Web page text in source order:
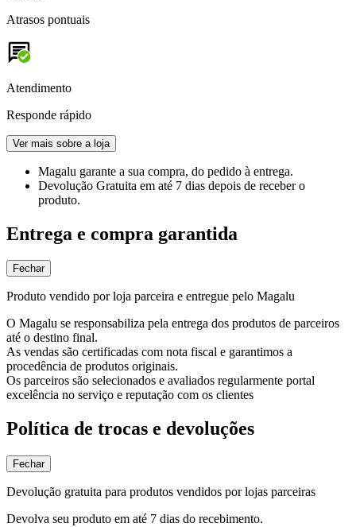
Atrasos pontuais
Atendimento
Responde rápido
Ver mais sobre a loja
Magalu garante a sua compra, do pedido à entrega.
Devolução Gratuita em até 7 dias depois de receber o
produto.
Entrega e compra garantida
Fechar
Produto vendido por loja parceira e entregue pelo Magalu
O Magalu se responsabiliza pela entrega dos produtos de parceiros
até o destino final.
As vendas são certificadas com nota fiscal e garantimos a
procedência de produtos originais.
Os parceiros são selecionados e avaliados regularmente portal
excelência no serviço e reputação com os clientes
Política de trocas e devoluções
Fechar
Devolução gratuita para produtos vendidos por lojas parceiras
Devolva seu produto em até 7 dias do recebimento.